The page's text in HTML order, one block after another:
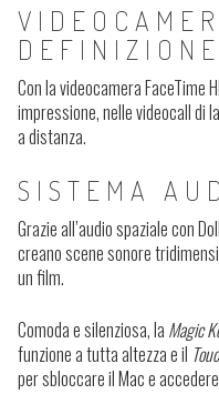
Con la videocamera FaceTime
impressione, nelle videocall di
a distanza.
SISTEMA
Grazie all’audio spaziale con
creano scene sonore
un film.
Comoda e silenziosa, la Magic
funzione a tutta altezza e il
per sbloccare il Mac e